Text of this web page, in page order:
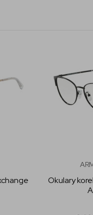
Okulary